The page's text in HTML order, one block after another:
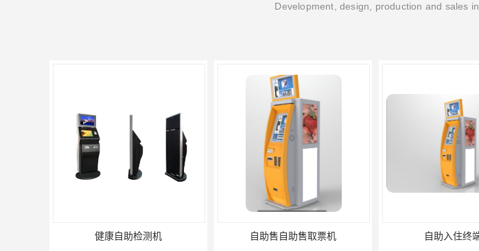
Development, design, production and sales
自助售自助售取票机 自助入住终端机 不动产证自助